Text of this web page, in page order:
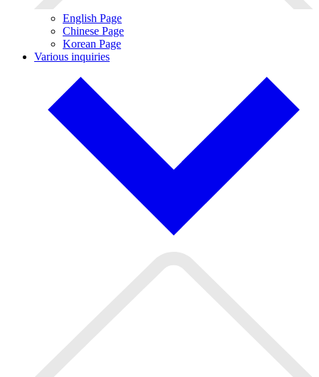
English Page
Chinese Page
Korean Page
Various inquiries